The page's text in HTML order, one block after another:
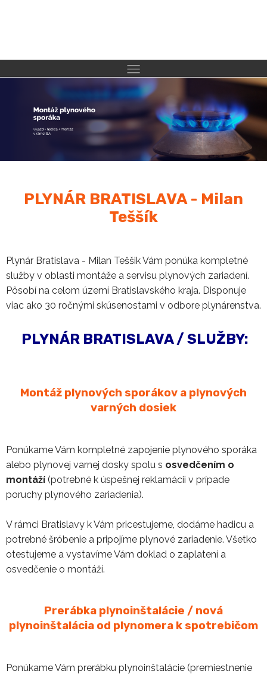
PLYNÁR BRATISLAVA - Milan
Teššík
Plynár Bratislava - Milan Teššik Vám ponúka kompletné
služby v oblasti montáže a servisu plynových zariadení.
Pôsobí na celom území Bratislavského kraja. Disponuje
viac ako 30 ročnými skúsenostami v odbore plynárenstva.
PLYNÁR BRATISLAVA / SLUŽBY:
Montáž plynových sporákov a plynových
varných dosiek
Ponúkame Vám kompletné zapojenie plynového sporáka
alebo plynovej varnej dosky spolu s osvedčením o
montáží (potrebné k úspešnej reklamácii v prípade
poruchy plynového zariadenia).
V rámci Bratislavy k Vám pricestujeme, dodáme hadicu a
potrebné šróbenie a pripojíme plynové zariadenie. Všetko
otestujeme a vystavíme Vám doklad o zaplatení a
osvedčenie o montáží.
Prerábka plynoinštalácie / nová
plynoinštalácia od plynomera k spotrebičom
Ponúkame Vám prerábku plynoinštalácie (premiestnenie